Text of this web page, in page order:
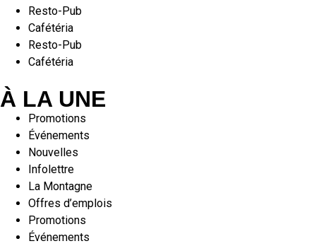
Resto-Pub
Cafétéria
Resto-Pub
Cafétéria
À LA UNE
Promotions
Événements
Nouvelles
Infolettre
La Montagne
Offres d’emplois
Promotions
Événements